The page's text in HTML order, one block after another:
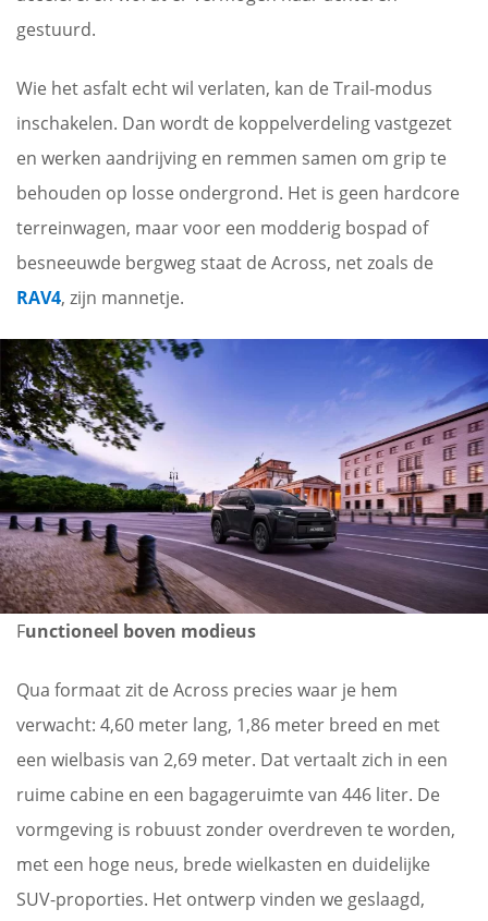
gestuurd.
Wie het asfalt echt wil verlaten, kan de Trail-modus
inschakelen. Dan wordt de koppelverdeling vastgezet
en werken aandrijving en remmen samen om grip te
behouden op losse ondergrond. Het is geen hardcore
terreinwagen, maar voor een modderig bospad of
besneeuwde bergweg staat de Across, net zoals de
RAV4, zijn mannetje.
Functioneel boven modieus
Qua formaat zit de Across precies waar je hem
verwacht: 4,60 meter lang, 1,86 meter breed en met
een wielbasis van 2,69 meter. Dat vertaalt zich in een
ruime cabine en een bagageruimte van 446 liter. De
vormgeving is robuust zonder overdreven te worden,
met een hoge neus, brede wielkasten en duidelijke
SUV-proporties. Het ontwerp vinden we geslaagd,